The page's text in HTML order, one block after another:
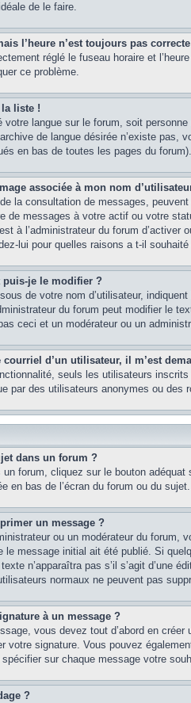
de le faire.
l’heure n’est toujours pas
réglé le fuseau horaire et
ce problème.
la liste !
votre langue sur le forum, soit
de langue désirée n’existe
en bas de toutes les pages du forum).
associée à mon nom
la consultation de messages,
de messages à votre actif ou votre
à l’administrateur du forum
lui pour quelles raisons a t-il
puis-je le modifier ?
de votre nom d’utilisateur,
du forum peut modifier le
ceci et un modérateur ou un
d’un utilisateur, il m’est
seuls les utilisateurs
par des utilisateurs anonymes ou des
dans un forum ?
forum, cliquez sur le bouton
en bas de l’écran du forum ou du
un message ?
ou un modérateur du forum,
message initial ait été publié. Si
n’apparaîtra pas s’il s’agit
normaux ne peuvent pas
à un message ?
vous devez tout d’abord en
votre signature. Vous pouvez
sur chaque message votre
?